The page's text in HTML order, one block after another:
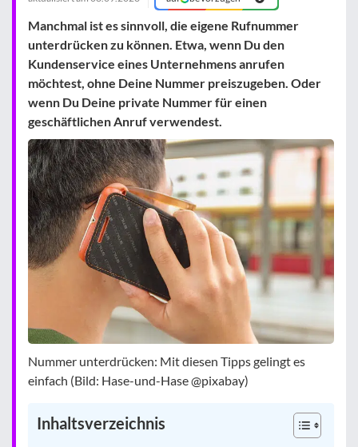
Manchmal ist es sinnvoll, die eigene Rufnummer
unterdrückenzu können. Etwa, wenn Du den
Kundenservice eines Unternehmens anrufen
möchtest, ohne Deine Nummer preiszugeben. Oder
wenn Du Deine private Nummer für einen
geschäftlichen Anruf verwendest.
Nummer unterdrücken: Mit diesen Tipps gelingt es
einfach (Bild: Hase-und-Hase @pixabay)
Inhaltsverzeichnis